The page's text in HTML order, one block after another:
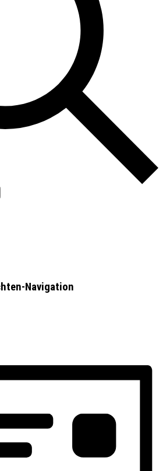
Navigation